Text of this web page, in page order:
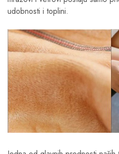
udobnosti i toplini.